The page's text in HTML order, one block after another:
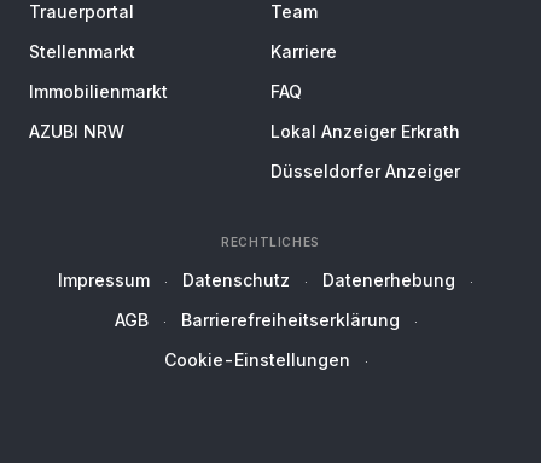
Trauerportal
Stellenmarkt
Immobilienmarkt
AZUBI NRW
Team
Karriere
FAQ
Lokal Anzeiger Erkrath
Düsseldorfer Anzeiger
RECHTLICHES
Impressum Datenschutz
Datenerhebung
AGB
Barrierefreiheitserklärung
Cookie-Einstellungen